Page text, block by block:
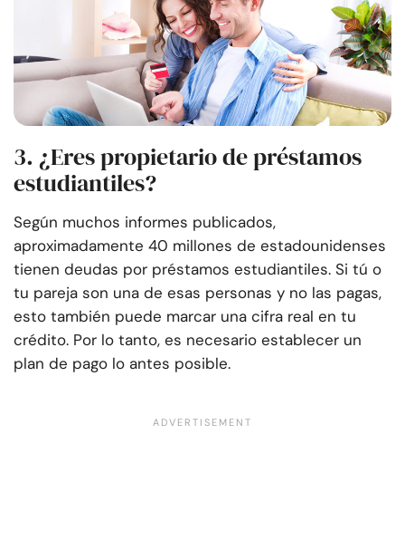
3. ¿Eres propietario de préstamos
estudiantiles?
Según muchos informes publicados,
aproximadamente 40 millones de estadounidenses
tienen deudas por préstamos estudiantiles. Si tú o
tu pareja son una de esas personas y no las pagas,
esto también puede marcar una cifra real en tu
crédito. Por lo tanto, es necesario establecer un
plan de pago lo antes posible.